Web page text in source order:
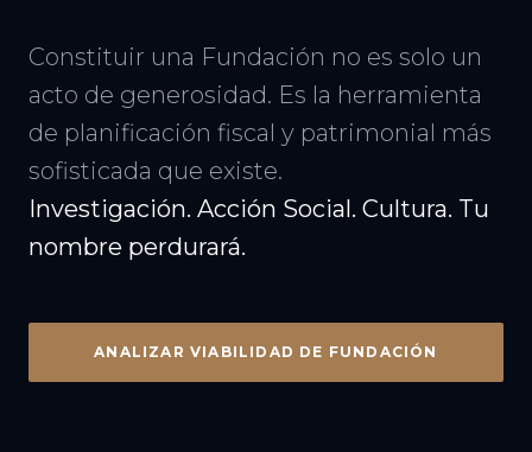
Constituir una Fundación no es solo un
acto de generosidad. Es la herramienta
de planificación fiscal y patrimonial más
sofisticada que existe.
Investigación. Acción Social. Cultura. Tu
nombre perdurará.
ANALIZAR VIABILIDAD DE FUNDACIÓN